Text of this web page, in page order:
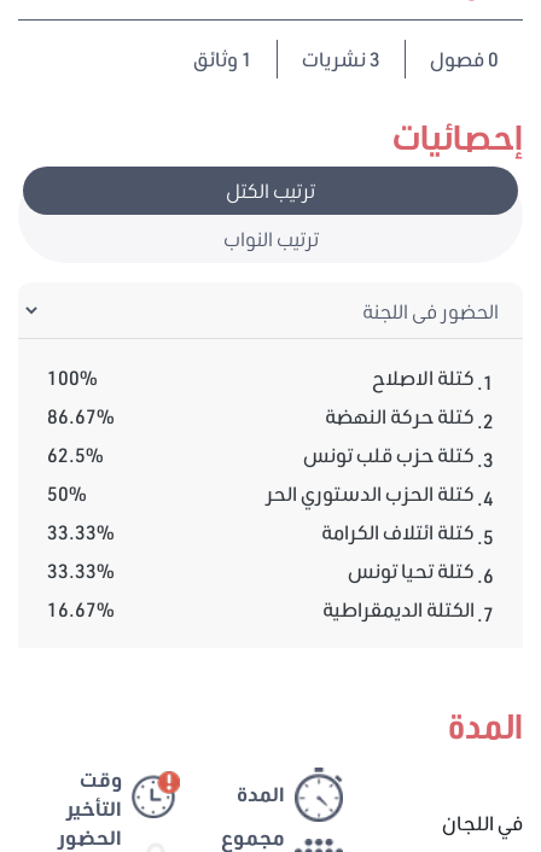
إحصائيات
ترتيب الكتل
ترتيب النواب
1. كتلة الاصلاح
100%
2. كتلة حركة النهضة
86.67%
3. كتلة حزب قلب تونس
62.5%
4. كتلة الحزب الدستوري الحر
50%
5. كتلة ائتلاف الكرامة
33.33%
6. كتلة تحيا تونس
33.33%
7. الكتلة الديمقراطية 16.67%
0فصول 3 نشريات 1 وثائق
المدة
في اللجان
المدة
وقت
التأخير
مجموع
الحضور